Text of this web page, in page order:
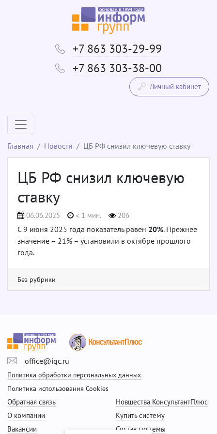
+7 863 303-29-99
+7 863 303-38-00
Личный кабинет
Главная Новости ЦБ РФ снизил ключевую ставку
ЦБ РФ снизил ключевую
ставку
06.06.2025 < 1 мин. 206
С 9 июня 2025 года показатель равен 20%. Прежнее
значение – 21% – установили в октябре прошлого
года.
Без рубрики
office@igc.ru
Политика обработки персональных данных
Политика использования Cookies
Новшества КонсультантПлюс
Купить систему
Состав системы
Обратная связь
О компании
Вакансии